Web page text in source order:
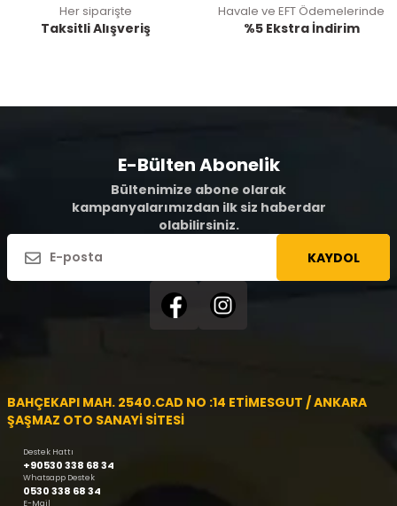
Her siparişte
Taksitli Alışveriş
Havale ve EFT Ödemelerinde
%5 Ekstra İndirim
E-Bülten Abonelik
Bültenimize abone olarak
kampanyalarımızdan ilk siz haberdar
olabilirsiniz.
KAYDOL
BAHÇEKAPI MAH. 2540.CAD NO :14 ETİMESGUT / ANKARA
ŞAŞMAZ OTO SANAYİ SİTESİ
Destek Hattı
+90530 338 68 34
Whatsapp Destek
0530 338 68 34
E-Mail